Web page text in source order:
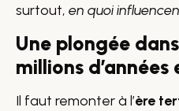
surtout, en quoi
Une plongée
millions d’années
Il faut remonter à l’ère